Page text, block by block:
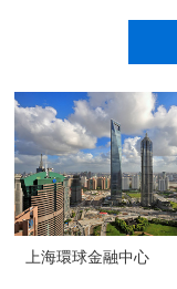
上海環球金融中心